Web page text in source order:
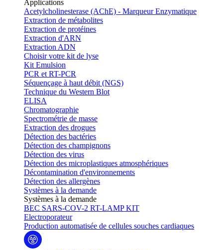
Applications
Acetylcholinesterase (AChE) - Marqueur Enzymatique
Extraction de métabolites
Extraction de protéines
Extraction d'ARN
Extraction ADN
Choisir votre kit de lyse
Kit Emulsion
PCR et RT-PCR
Séquençage à haut débit (NGS)
Technique du Western Blot
ELISA
Chromatographie
Spectrométrie de masse
Extraction des drogues
Détection des bactéries
Détection des champignons
Détection des virus
Détection des microplastiques atmosphériques
Décontamination d'environnements
Détection des allergènes
Systèmes à la demande
Systèmes à la demande
BEC SARS-COV-2 RT-LAMP KIT
Electroporateur
Production automatisée de cellules souches cardiaques